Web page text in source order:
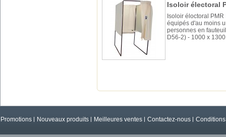
Isoloir électoral
Isoloir éloctoral
équipés d'au moins
personnes en
D56-2) - 1000 x
Promotions Nouveaux produits Meilleures ventes Contactez-nous